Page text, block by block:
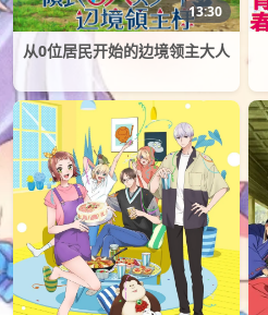
13:30
从0位居民开始的边境领主大人